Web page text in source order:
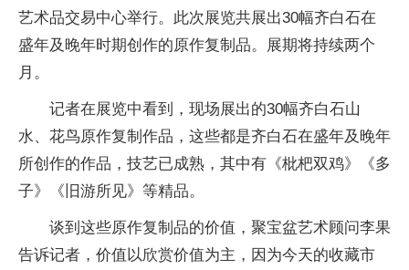
艺术品交易中心举行。此次展览共展出30幅齐白石在
盛年及晚年时期创作的原作复制品。展期将持续两个
月。
记者在展览中看到，现场展出的30幅齐白石山
水、花鸟原作复制作品，这些都是齐白石在盛年及晚年
所创作的作品，技艺已成熟，其中有《枇杷双鸡》《多
子》《旧游所见》等精品。
谈到这些原作复制品的价值，聚宝盆艺术顾问李果
告诉记者，价值以欣赏价值为主，因为今天的收藏市